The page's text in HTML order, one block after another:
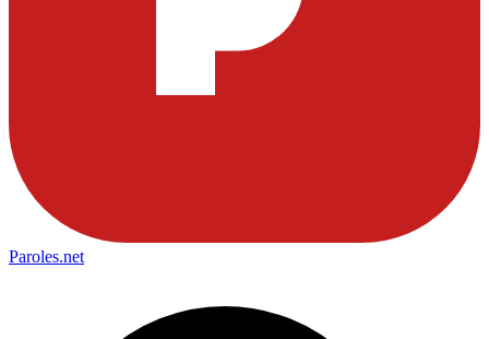
Paroles.net